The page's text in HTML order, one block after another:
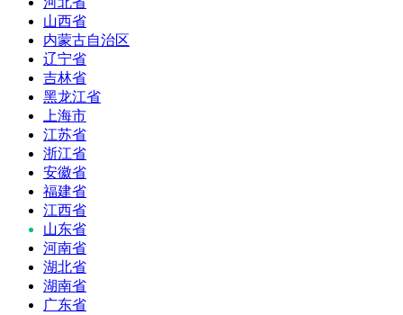
山西省
内蒙古自治区
辽宁省
吉林省
黑龙江省
上海市
江苏省
浙江省
安徽省
福建省
江西省
山东省
河南省
湖北省
湖南省
广东省